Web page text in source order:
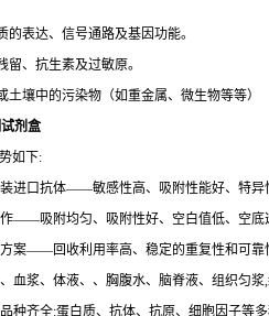
的表达、信号通路及基因功能。
、抗生素及过敏原。
土壤中的污染物（如重金属、微生物等等）
剂盒
如下:
进口抗体——敏感性高、吸附性能好、特异
——吸附均匀、吸附性好、空白值低、空底
案——回收利用率高、稳定的重复性和可靠
血浆、体液、、胸腹水、脑脊液、组织匀
种齐全:蛋白质、抗体、抗原、细胞因子等